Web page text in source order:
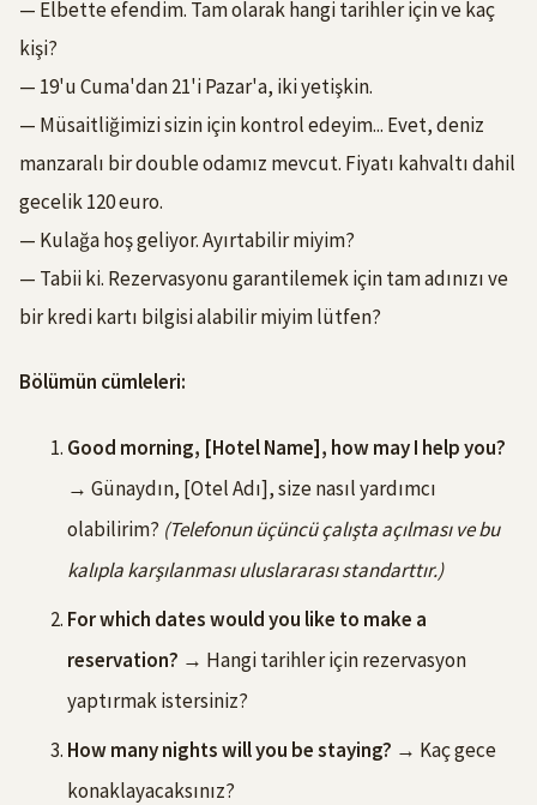
— Elbette efendim. Tam olarak hangi tarihler için ve kaç
kişi?
— 19'u Cuma'dan 21'i Pazar'a, iki yetişkin.
— Müsaitliğimizi sizin için kontrol edeyim... Evet, deniz
manzaralı bir double odamız mevcut. Fiyatı kahvaltı dahil
gecelik 120 euro.
— Kulağa hoş geliyor. Ayırtabilir miyim?
— Tabii ki. Rezervasyonu garantilemek için tam adınızı ve
bir kredi kartı bilgisi alabilir miyim lütfen?
Bölümün cümleleri:
Good morning, [Hotel Name], how may I help you?
→ Günaydın, [Otel Adı], size nasıl yardımcı
olabilirim? (Telefonun üçüncü çalışta açılması ve bu
kalıpla karşılanması uluslararası standarttır.)
For which dates would you like to make a
reservation? → Hangi tarihler için rezervasyon
yaptırmak istersiniz?
How many nights will you be staying? → Kaç gece
konaklayacaksınız?